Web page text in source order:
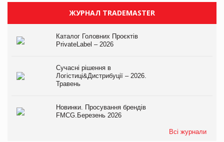
ЖУРНАЛ TRADEMASTER
Каталог Головних Проєктів
PrivateLabel – 2026
Сучасні рішення в
Логістиці&Дистрибуції – 2026.
Травень
Новинки. Просування брендів
FMCG.Березень 2026
Всі журнали